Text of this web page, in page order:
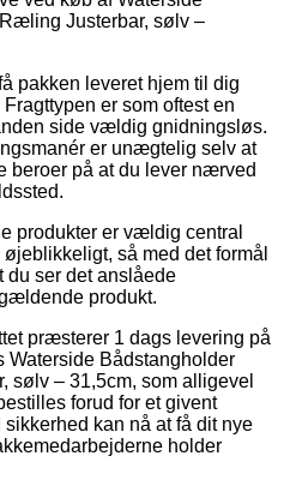
Justerbar, sølv –
pakken leveret hjem til dig
er som oftest en
side vældig gnidningsløs.
er unægtelig selv at
beroer på at du lever nærved
produkter er vældig central
så med det formål
du ser det anslåede
produkt.
præsterer 1 dags levering på
Waterside Bådstangholder
sølv – 31,5cm, som alligevel
forud for et givent
kan nå at få dit nye
holder